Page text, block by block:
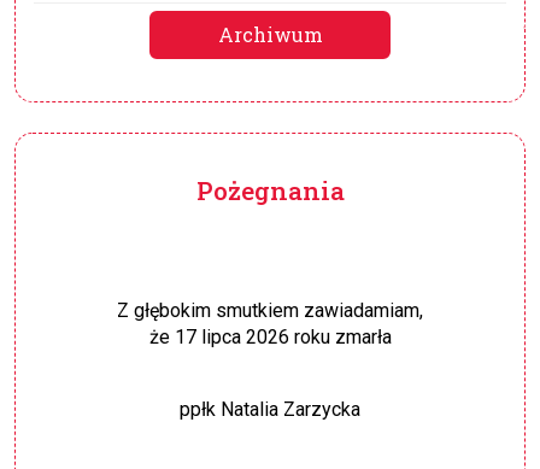
Archiwum
Pożegnania
Z głębokim smutkiem zawiadamiam,
że 17 lipca 2026 roku zmarła
ppłk Natalia Zarzycka